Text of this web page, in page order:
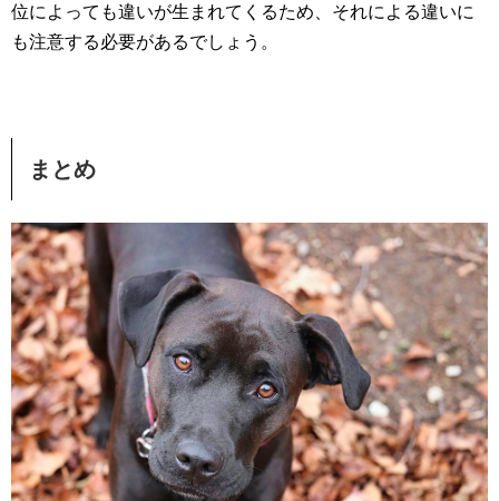
位によっても違いが生まれてくるため、それによる違いに
も注意する必要があるでしょう。
まとめ